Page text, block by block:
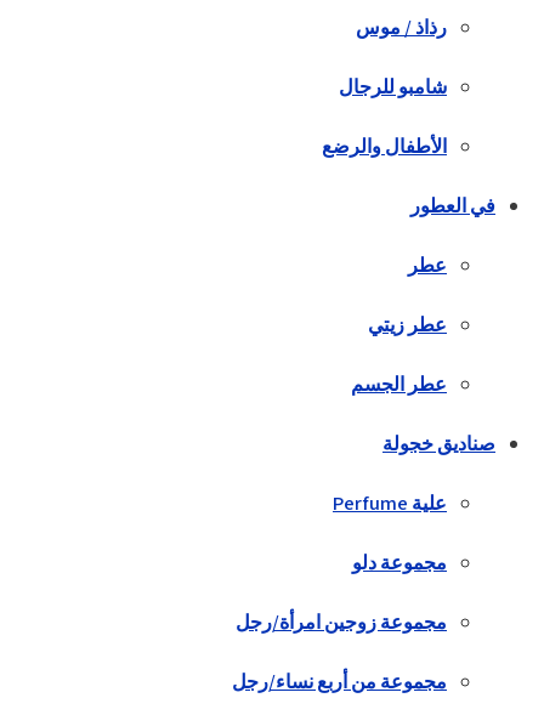
رذاذ / موس
شامبو للرجال
الأطفال والرضع
في العطور
عطر
عطر زيتي
عطر الجسم
صناديق خجولة
علية Perfume
مجموعة دلو
مجموعة زوجين امرأة/رجل
مجموعة من أربع نساء/رجل